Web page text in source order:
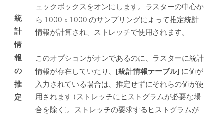
統
計
情
報
の
推
定
ェックボックスをオンにします。ラスターの中心か
ら 1000 x 1000 のサンプリングによって推定統計
情報が計算され、ストレッチで使用されます。
このオプションがオンであるのに、ラスターに統計
情報が存在していたり、 [統計情報テーブル] に値が
入力されている場合は、推定せずにそれらの値が使
用されます (ストレッチにヒストグラムが必要な場
合を除く)。ストレッチの要求するヒストグラムが